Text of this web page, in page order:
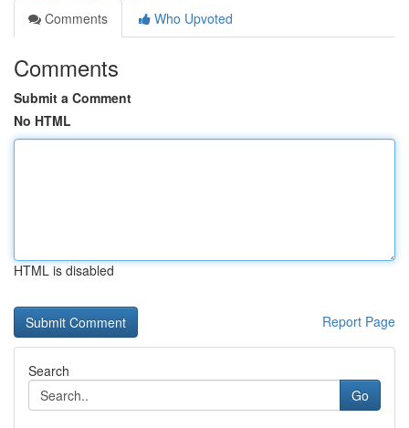
Comments
Who Upvoted
Comments
Submit a Comment
No HTML
HTML is disabled
Report Page
Search
Go